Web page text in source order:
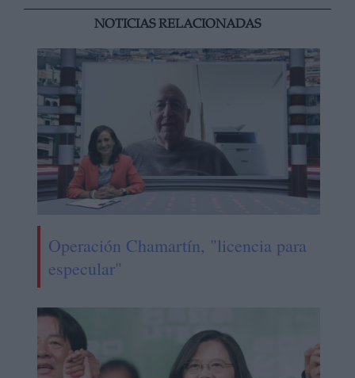
NOTICIAS RELACIONADAS
Operación Chamartín, "licencia para
especular"